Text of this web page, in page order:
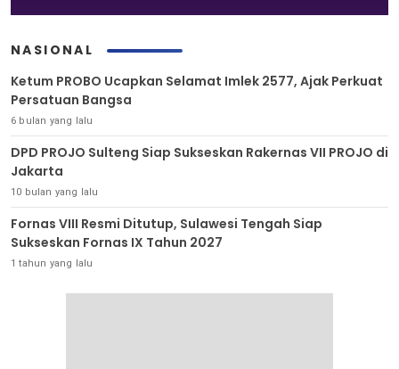
NASIONAL
Ketum PROBO Ucapkan Selamat Imlek 2577, Ajak Perkuat
Persatuan Bangsa
6 bulan yang lalu
DPD PROJO Sulteng Siap Sukseskan Rakernas VII PROJO di
Jakarta
10 bulan yang lalu
Fornas VIII Resmi Ditutup, Sulawesi Tengah Siap
Sukseskan Fornas IX Tahun 2027
1 tahun yang lalu